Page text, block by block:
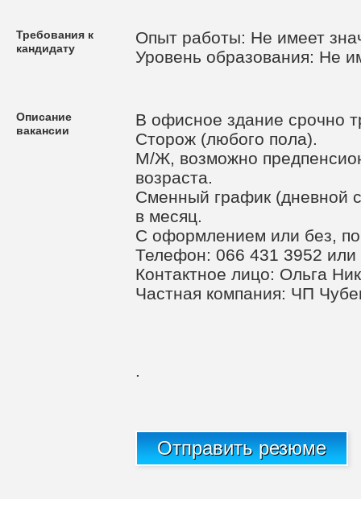
Требования к
кандидату
Опыт работы: Не имеет
Уровень образования: Не
Описание
вакансии
В офисное здание срочно
Сторож (любого пола).
М/Ж, возможно
возраста.
Сменный график (дневной
в месяц.
С оформлением или без,
Телефон: 066 431 3952 или
Контактное лицо: Ольга
Частная компания: ЧП
.
Отправить резюме